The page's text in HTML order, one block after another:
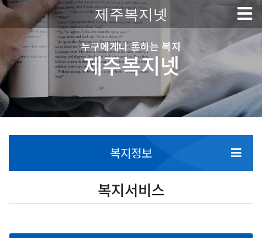
제주복지넷
누구에게나 통하는 복지
제주복지넷
복지정보
복지서비스